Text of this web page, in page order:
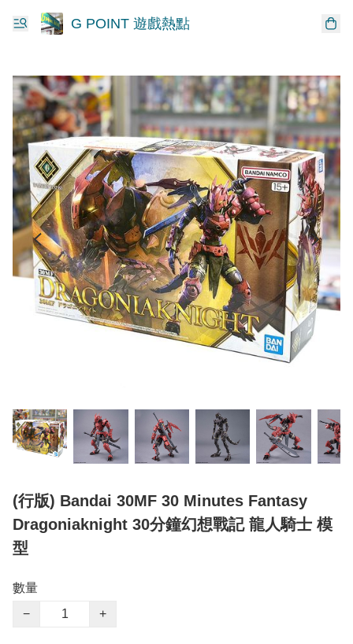
G POINT 遊戲熱點
(行版) Bandai 30MF 30 Minutes Fantasy
Dragoniaknight 30分鐘幻想戰記 龍人騎士 模
型
數量
−
+